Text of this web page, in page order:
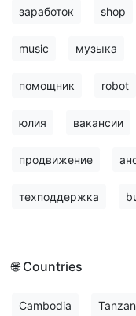
заработок shop
music музыка
помощник robot
юлия вакансии
продвижение
техподдержка
🌐 Countries
Cambodia